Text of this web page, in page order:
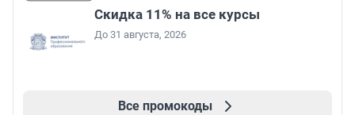
Скидка 11% на все курсы
До 31 августа, 2026
Все промокоды